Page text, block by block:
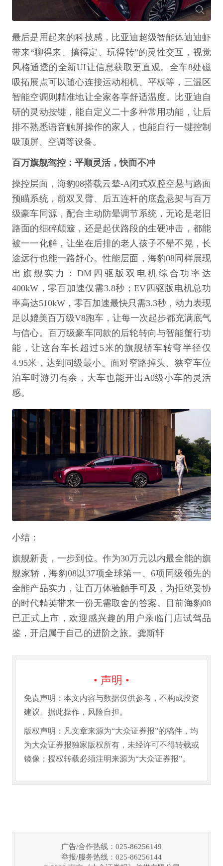
最后是用起来的科技感，比亚迪超级智能体迪迪虾
带来“聊得来、搞得定、玩得转”的灵性交互，视觉
风格通透的全新UI让信息获取更直观。全车8处磁
吸拓展点可以随心连接运动相机、平板等，三温区
智能空调则精准地让全家各享舒适温度。比亚迪自
研的灵动按键，能自定义二十多种常用功能，让后
排不熟悉语音触屏操作的家人，也能自行一键控制
吸顶屏、空调等设备。
百万旗舰驾控：平顺灵活，快而不冲
操控层面，海豹08搭载云辇-A闭式双腔空悬与路面
预瞄系统，前双叉臂、后五连杆的底盘悬架与百万
级豪车同源，配合主动防晕调节系统，无论是老旧
路面的细碎颠簸，还是起伏路段的生硬冲击，都能
被一一化解，让坐在后排的老人孩子不晕不晃，长
途远行也能一路舒心。性能层面，海豹08同样展现
出旗舰实力：DM四驱版双电机综合功率达
400kW，零百加速仅需3.8秒；EV四驱版电机总功
率高达510kW，零百加速最快只需3.3秒，动力表现
足以媲美百万级V8跑车，让每一次起步都充满底气
与信心。百万级豪车同款的后轮转向与智能蟹行功
能，让这台车长超过5米的旗舰轿车转弯半径仅
4.95米，达到同级最小。面对窄路掉头、狭窄车位
泊车时游刃有余，大车也能开出A0级小车的灵活
感。
小结：
旗舰新贵，一步到位。作为30万元以内最全能的旗
舰家轿，海豹08以37项全球第一、6项同级领先的
全能产品实力，让百万体验触手可及，为拒绝妥协
的时代精英带来一份无需取舍的答案。目前海豹08
已正式上市，欢迎感兴趣的用户亲临门店试驾品
鉴，开启属于自己的进阶之旅。龚斯轩
• 声明 •
免责声明：本文内容与数据仅供参考，不构成投资
建议。据此操作，风险自担。
版权声明：凡文章来源为“大众证券报”的稿件，均
为大众证券报独家版权所有，未经许可不得转载或
镜像；授权转载必须注明来源为“大众证券报”。
广告/合作热线：025-86256149
举报/服务热线：025-86256144
链接复制成功！